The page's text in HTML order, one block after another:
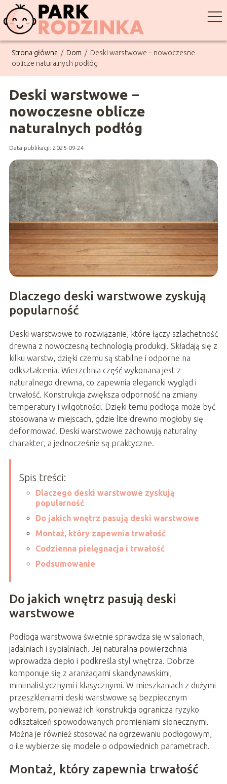
Strona główna / Dom / Deski warstwowe – nowoczesne
oblicze naturalnych podłóg
Deski warstwowe –
nowoczesne oblicze
naturalnych podłóg
Data publikacji: 2025-09-24
Dlaczego deski warstwowe zyskują
popularność
Deski warstwowe to rozwiązanie, które łączy szlachetność
drewna z nowoczesną technologią produkcji. Składają się z
kilku warstw, dzięki czemu są stabilne i odporne na
odkształcenia. Wierzchnia część wykonana jest z
naturalnego drewna, co zapewnia elegancki wygląd i
trwałość. Konstrukcja zwiększa odporność na zmiany
temperatury i wilgotności. Dzięki temu podłoga może być
stosowana w miejscach, gdzie lite drewno mogłoby się
deformować. Deski warstwowe zachowują naturalny
charakter, a jednocześnie są praktyczne.
Spis treści:
Dlaczego deski warstwowe zyskują
popularność
Do jakich wnętrz pasują deski warstwowe
Montaż, który zapewnia trwałość
Codzienna pielęgnacja i trwałość
Podsumowanie
Do jakich wnętrz pasują deski
warstwowe
Podłoga warstwowa świetnie sprawdza się w salonach,
jadalniach i sypialniach. Jej naturalna powierzchnia
wprowadza ciepło i podkreśla styl wnętrza. Dobrze
komponuje się z aranżacjami skandynawskimi,
minimalistycznymi i klasycznymi. W mieszkaniach z dużymi
przeszkleniami deski warstwowe są bezpiecznym
wyborem, ponieważ ich konstrukcja ogranicza ryzyko
odkształceń spowodowanych promieniami słonecznymi.
Można je również stosować na ogrzewaniu podłogowym,
o ile wybierze się modele o odpowiednich parametrach.
Montaż, który zapewnia trwałość